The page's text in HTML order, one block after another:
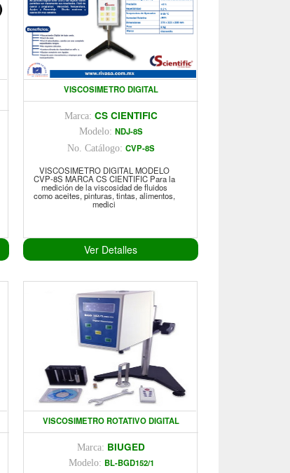
VISCOSIMETRO DIGITAL
Marca:CS CIENTIFIC
Modelo:NDJ-8S
No. Catálogo:CVP-8S
VISCOSIMETRO DIGITAL MODELO
CVP-8S MARCA CS CIENTIFIC Para la
medición de la viscosidad de fluidos
como aceites, pinturas, tintas, alimentos,
medici
Ver Detalles
VISCOSIMETRO ROTATIVO DIGITAL
Marca: BIUGED
Modelo: BL-BGD152/1